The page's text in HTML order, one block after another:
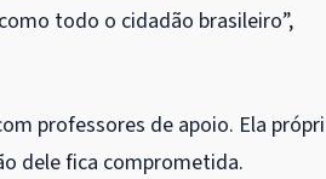
todo o cidadão brasileiro”,
professores de apoio. Ela
dele fica comprometida.